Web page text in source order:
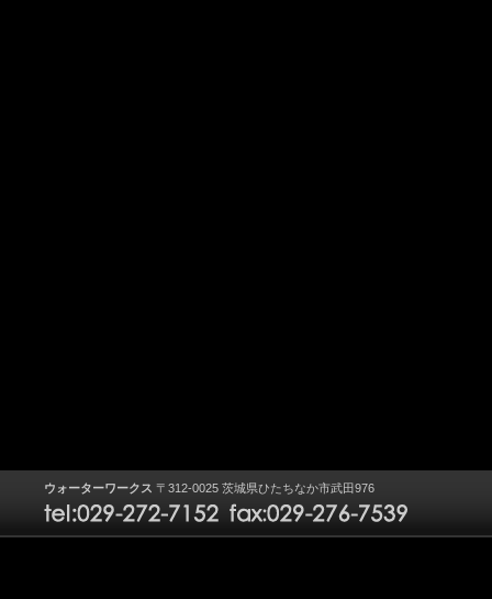
ウォーターワークス 〒312-0025 茨城県ひたちなか市武田976